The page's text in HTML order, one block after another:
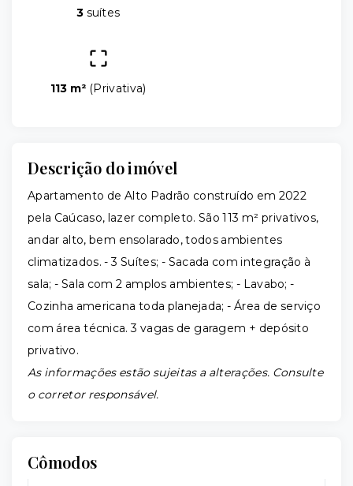
3suítes
113 m² (Privativa)
Descrição do imóvel
Apartamento de Alto Padrão construído em 2022
pela Caúcaso, lazer completo. São 113 m² privativos,
andar alto, bem ensolarado, todos ambientes
climatizados. - 3 Suítes; - Sacada com integração à
sala; - Sala com 2 amplos ambientes; - Lavabo; -
Cozinha americana toda planejada; - Área de serviço
com área técnica. 3 vagas de garagem + depósito
privativo.
As informações estão sujeitas a alterações. Consulte
o corretor responsável.
Cômodos